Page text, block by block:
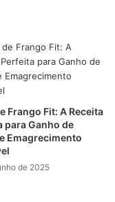
com
Frango Fit: A Receita
para Ganho de
Emagrecimento
de 2025